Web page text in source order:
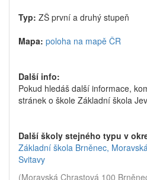
Typ: ZŠ první a druhý stupeň
Mapa: poloha na mapě ČR
Další info:
Pokud hledáš další informace,
stránek o škole Základní škola
Další školy stejného typu v
Základní škola Brněnec,
Svitavy
(Moravská Chrastová 100